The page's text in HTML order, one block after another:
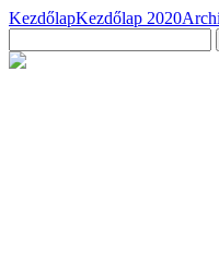
KezdőlapKezdőlap 2020